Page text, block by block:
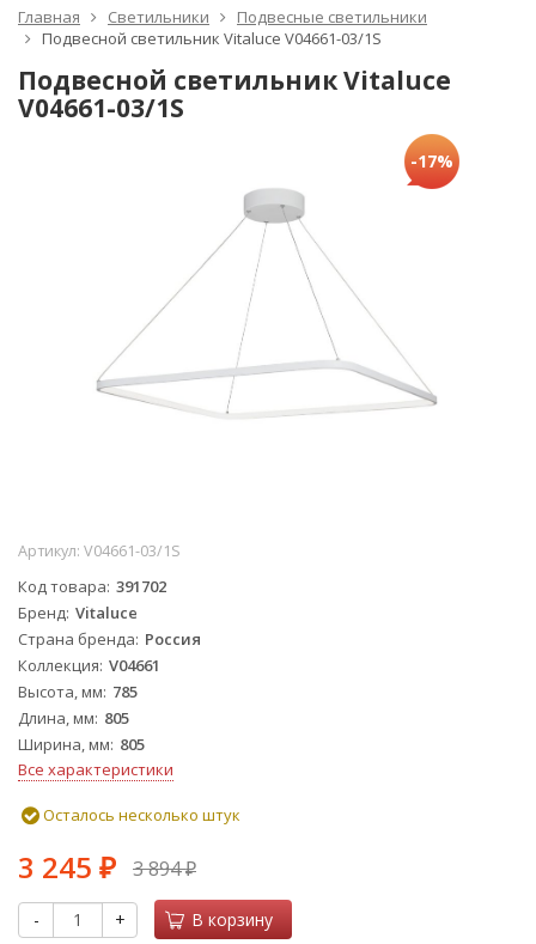
Главная Светильники
Подвесные светильники
Подвесной светильник Vitaluce V04661-03/1S
Подвесной светильник Vitaluce
V04661-03/1S
-17%
Артикул: V04661-03/1S
Код товара 391702
Бренд Vitaluce
Страна бренда Россия
Коллекция V04661
Высота, мм 785
Длина, мм 805
Ширина, мм 805
Все характеристики
Осталось несколько штук
3 245 ₽ 3 894₽
- + В корзину